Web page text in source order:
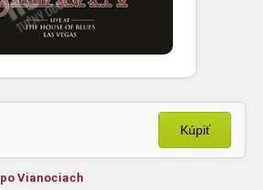
Kúpiť
po Vianociach